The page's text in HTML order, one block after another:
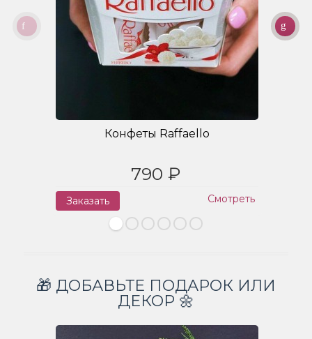
Конфеты Raffaello
790 ₽
Заказать Смотреть
🎁 ДОБАВЬТЕ ПОДАРОК ИЛИ
ДЕКОР 🌼